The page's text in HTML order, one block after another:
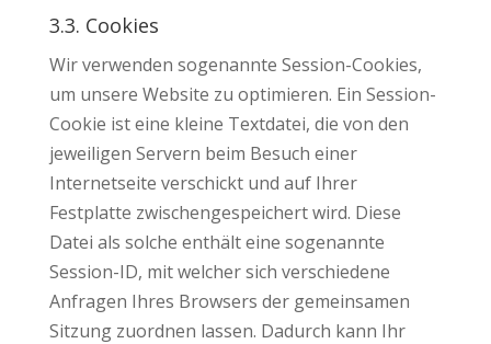
3.3. Cookies
Wir verwenden sogenannte Session-Cookies,
um unsere Website zu optimieren. Ein Session-
Cookie ist eine kleine Textdatei, die von den
jeweiligen Servern beim Besuch einer
Internetseite verschickt und auf Ihrer
Festplatte zwischengespeichert wird. Diese
Datei als solche enthält eine sogenannte
Session-ID, mit welcher sich verschiedene
Anfragen Ihres Browsers der gemeinsamen
Sitzung zuordnen lassen. Dadurch kann Ihr